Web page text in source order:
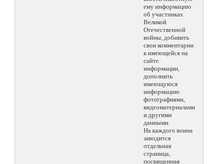
ему информацию
об участниках
Великой
Отечественной
войны, добавить
свои комментарии
к имеющейся на
сайте
информации,
дополнить
имеющуюся
информацию
фотографиями,
видеоматериалами
и другими
данными.
На каждого воина
заводится
отдельная
страница,
посвященная